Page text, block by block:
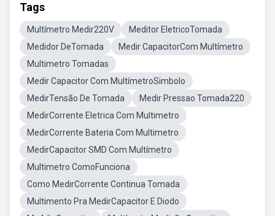
Tags
Multímetro Medir220V
Meditor EletricoTomada
Medidor DeTomada
Medir CapacitorCom Multímetro
Multimetro Tomadas
Medir Capacitor Com MultímetroSimbolo
MedirTensão De Tomada
Medir Pressao Tomada220
MedirCorrente Eletrica Com Multimetro
MedirCorrente Bateria Com Multimetro
MedirCapacitor SMD Com Multímetro
Multimetro ComoFunciona
Como MedirCorrente Continua Tomada
Multimento Pra MedirCapacitor E Diodo